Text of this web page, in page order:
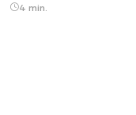
4 min.